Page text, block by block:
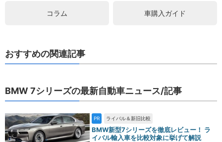
コラム 車購入ガイド
おすすめの関連記事
BMW 7シリーズの最新自動車ニュース/記事
PR ライバル＆新旧比較
BMW新型7シリーズを徹底レビュー！ ラ
イバル輸入車を比較対象に挙げて解説